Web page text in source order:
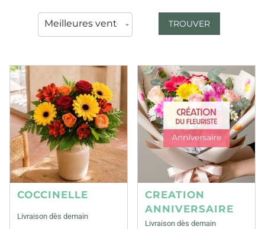
TROUVER
COCCINELLE
Livraison dès demain
CREATION
ANNIVERSAIRE
Livraison dès demain